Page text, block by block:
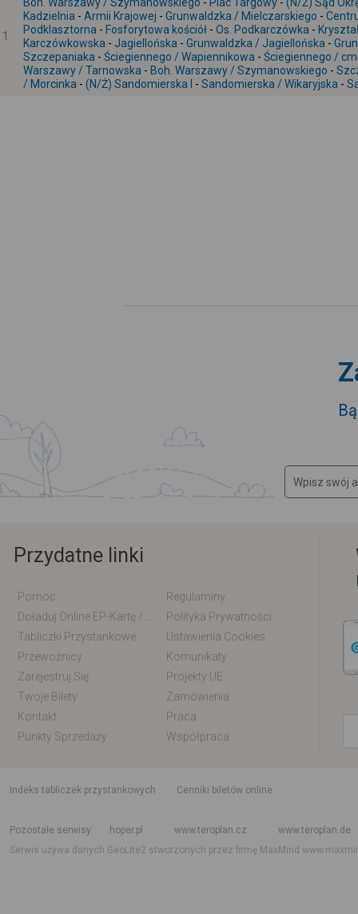
1
Kadzielnia - Armii Krajowej - Grunwaldzka / Mielczarskiego -
Podklasztorna - Fosforytowa kościół - Os. Podkarczówka -
Karczówkowska - Jagiellońska - Grunwaldzka / Jagiellońska -
Szczepaniaka - Ściegiennego / Wapiennikowa - Ściegiennego /
Warszawy / Tarnowska - Boh. Warszawy / Szymanowskiego -
/ Morcinka - (N/Ż) Sandomierska I - Sandomierska / Wikaryjska -
Przydatne linki
Pomoc
Regulaminy
Polityka Prywatności
Tabliczki Przystankowe
Ustawienia Cookies
Przewoźnicy
Komunikaty
Zarejestruj Się
Projekty UE
Twoje Bilety
Zamówienia
Kontakt
Praca
Punkty Sprzedaży
Współpraca
indeks tabliczek przystankowych
Cenniki biletów online
Pozostałe serwisy
hoper.pl www.teroplan.cz
www.teroplan.de
Serwis używa danych GeoLite2 stworzonych przez firmę MaxMind